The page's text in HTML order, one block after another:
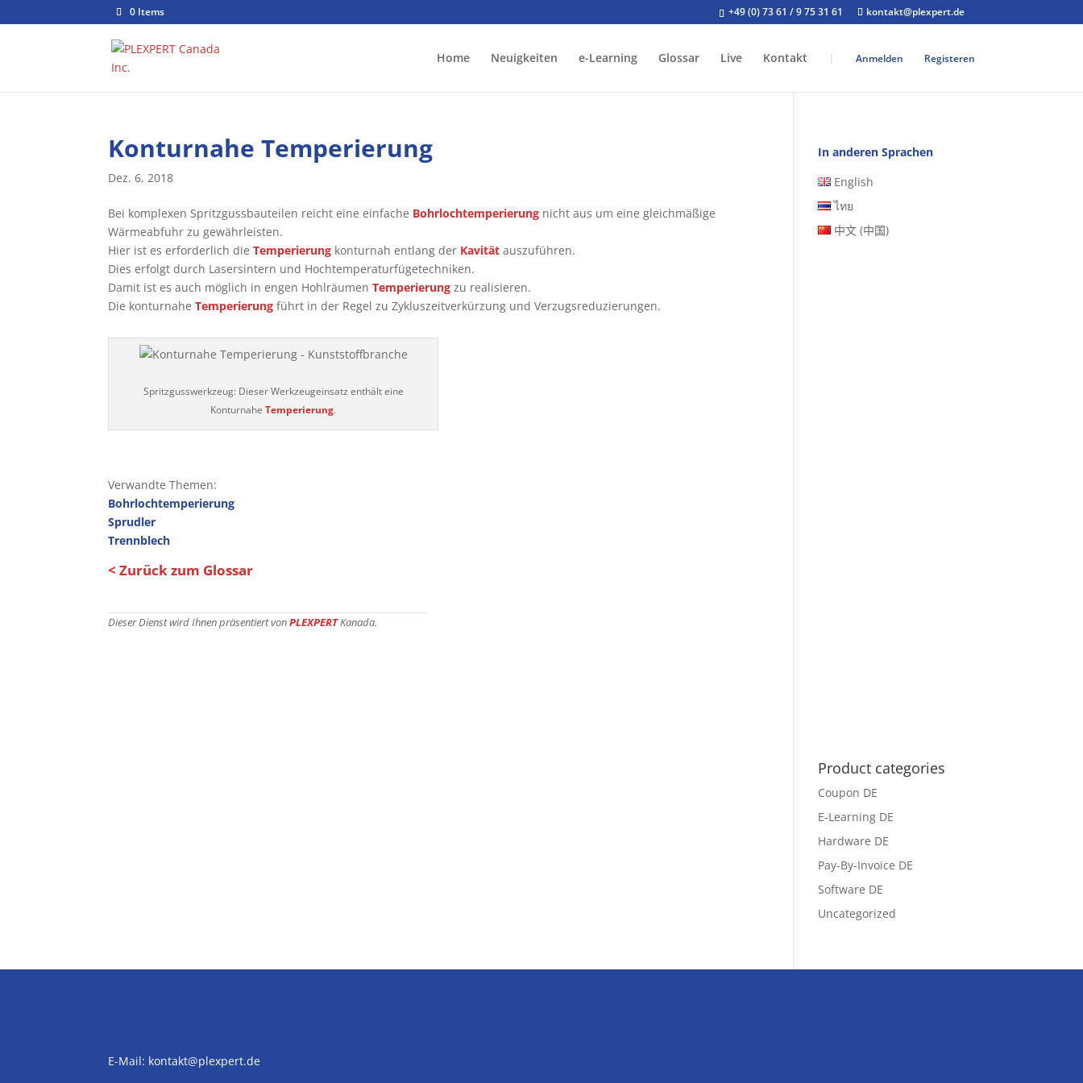
+49 (0) 73 61 / 9 75 31 61 kontakt@plexpert.de
0 Items
Home Neuigkeiten e-Learning Glossar Live Kontakt | Anmelden Registeren
Konturnahe Temperierung
Dez. 6, 2018
Bei komplexen Spritzgussbauteilen reicht eine einfache Bohrlochtemperierung nicht aus um eine gleichmäßige
Wärmeabfuhr zu gewährleisten.
Hier ist es erforderlich dieTemperierung konturnah entlang der Kavität auszuführen.
Dies erfolgt durch Lasersintern und Hochtemperaturfügetechniken.
Damit ist es auch möglich in engen HohlräumenTemperierung zu realisieren.
Die konturnaheTemperierung führt in der Regel zu Zykluszeitverkürzung und Verzugsreduzierungen.
Spritzgusswerkzeug: Dieser Werkzeugeinsatz enthält eine
KonturnaheTemperierung.
Verwandte Themen:
Bohrlochtemperierung
Sprudler
Trennblech
< Zurück zum Glossar
Dieser Dienst wird Ihnen präsentiert vonPLEXPERTKanada.
In anderen Sprachen
English
ไทย
中文 (中国)
Product categories
Coupon DE
E-Learning DE
Hardware DE
Pay-By-Invoice DE
Software DE
Uncategorized
E-Mail: kontakt@plexpert.de